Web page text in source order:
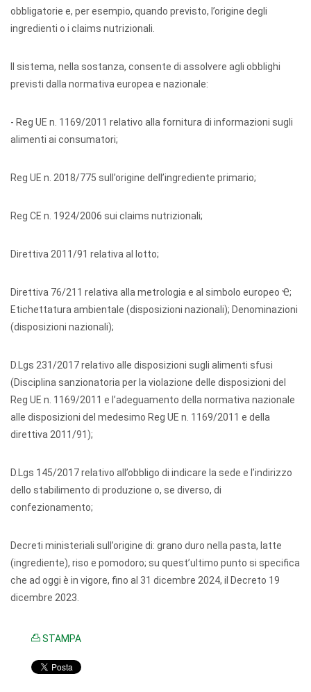
obbligatorie e, per esempio, quando previsto, l’origine degli
ingredienti o i claims nutrizionali.
Il sistema, nella sostanza, consente di assolvere agli obblighi
previsti dalla normativa europea e nazionale:
- Reg UE n. 1169/2011 relativo alla fornitura di informazioni sugli
alimenti ai consumatori;
Reg UE n. 2018/775 sull’origine dell’ingrediente primario;
Reg CE n. 1924/2006 sui claims nutrizionali;
Direttiva 2011/91 relativa al lotto;
Direttiva 76/211 relativa alla metrologia e al simbolo europeo Ҽ;
Etichettatura ambientale (disposizioni nazionali); Denominazioni
(disposizioni nazionali);
D.Lgs 231/2017 relativo alle disposizioni sugli alimenti sfusi
(Disciplina sanzionatoria per la violazione delle disposizioni del
Reg UE n. 1169/2011 e l’adeguamento della normativa nazionale
alle disposizioni del medesimo Reg UE n. 1169/2011 e della
direttiva 2011/91);
D.Lgs 145/2017 relativo all’obbligo di indicare la sede e l’indirizzo
dello stabilimento di produzione o, se diverso, di
confezionamento;
Decreti ministeriali sull’origine di: grano duro nella pasta, latte
(ingrediente), riso e pomodoro; su quest’ultimo punto si specifica
che ad oggi è in vigore, fino al 31 dicembre 2024, il Decreto 19
dicembre 2023.
STAMPA